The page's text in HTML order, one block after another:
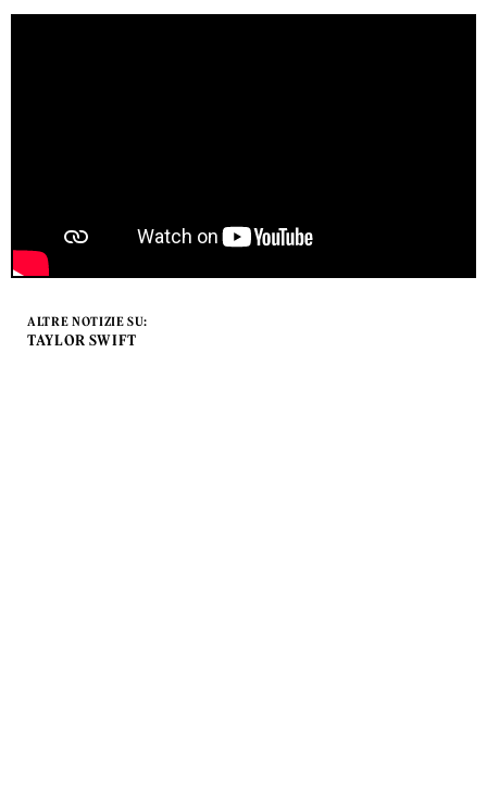
ALTRE NOTIZIE SU:
TAYLOR SWIFT